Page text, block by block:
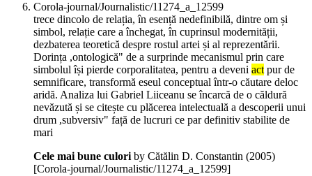
Corola-journal/Journalistic/11274_a_12599
trece dincolo de relația, în esență nedefinibilă, dintre om și
simbol, relație care a închegat, în cuprinsul modernității,
dezbaterea teoretică despre rostul artei și al reprezentării.
Dorința ,ontologică" de a surprinde mecanismul prin care
simbolul își pierde corporalitatea, pentru a deveni actpur de
semnificare, transformă eseul conceptual într-o căutare deloc
aridă. Analiza lui Gabriel Liiceanu se încarcă de o căldură
nevăzută și se citește cu plăcerea intelectuală a descoperii unui
drum ,subversiv" față de lucruri ce par definitiv stabilite de
mari
Cele mai bune culoriby Cătălin D. Constantin (2005)
[Corola-journal/Journalistic/11274_a_12599]